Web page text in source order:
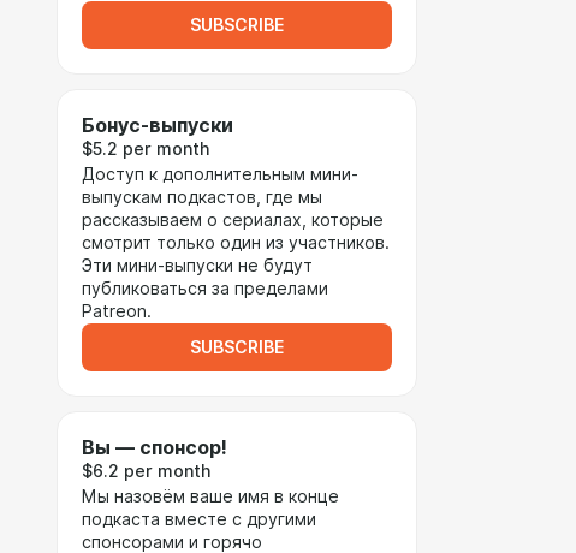
SUBSCRIBE
Бонус-выпуски
$5.2 per month
Доступ к дополнительным мини-
выпускам подкастов, где мы
рассказываем о сериалах, которые
смотрит только один из участников.
Эти мини-выпуски не будут
публиковаться за пределами
Patreon.
SUBSCRIBE
Вы — спонсор!
$6.2 per month
Мы назовём ваше имя в конце
подкаста вместе с другими
спонсорами и горячо